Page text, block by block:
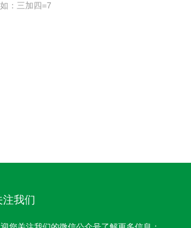
：三加四=7
注我们